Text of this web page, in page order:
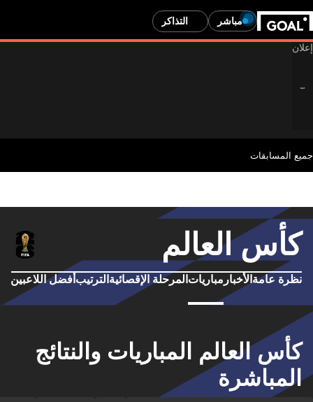
مباشر التذاكر
جميع المسابقات
كأس العالم
نظرة عامة الأخبار مباريات المرحلة الإقصائية الترتيب أفضل اللاعبين
كأس العالم المباريات والنتائج
المباشرة